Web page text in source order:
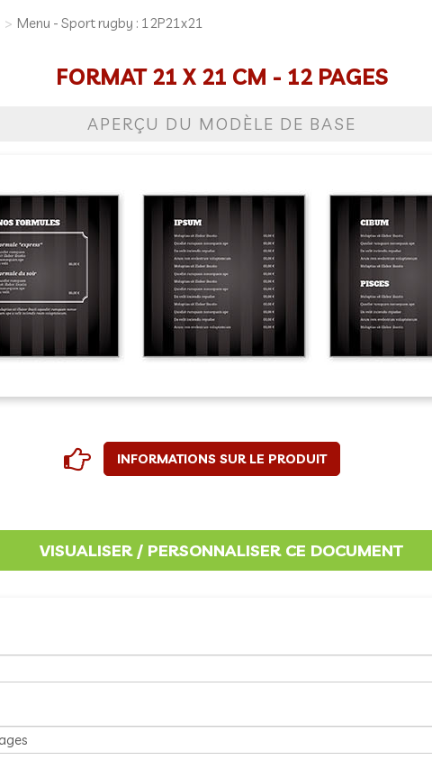
Menu - Sport rugby : 12P21x21
FORMAT 21 X 21 CM - 12 PAGES
APERÇU DU MODÈLE DE BASE
INFORMATIONS SUR LE PRODUIT